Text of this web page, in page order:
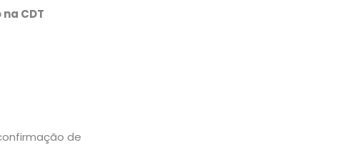
CDT
de